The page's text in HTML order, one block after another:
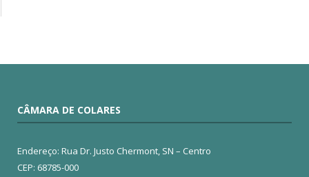
CÂMARA DE COLARES
Endereço: Rua Dr. Justo Chermont, SN – Centro
CEP: 68785-000